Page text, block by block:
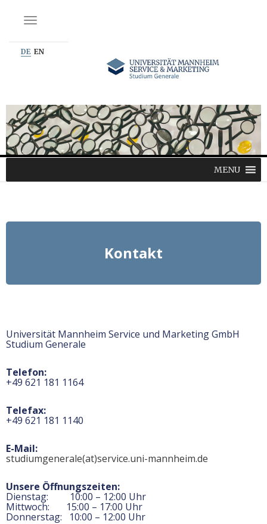
NAVIGATION EIN-/AUSSCHALTEN
DE EN
MENU
Kontakt
Universität Mannheim Service und Marketing GmbH
Studium Generale
Telefon:
+49 621 181 1164
Telefax:
+49 621 181 1140
E-Mail:
studiumgenerale(at)service.uni-mannheim.de
Unsere Öffnungszeiten:
Dienstag: 10:00 – 12:00 Uhr
Mittwoch: 15:00 – 17:00 Uhr
Donnerstag: 10:00 – 12:00 Uhr